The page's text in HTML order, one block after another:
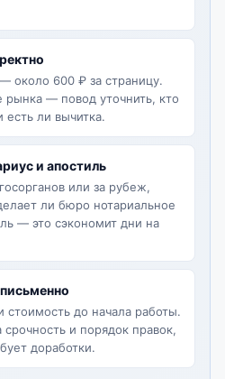
около 600 ₽ за страницу.
рынка — повод уточнить, кто
ли вычитка.
и апостиль
или за рубеж,
ли бюро нотариальное
— это сэкономит дни на
стоимость до начала работы.
срочность и порядок правок,
доработки.